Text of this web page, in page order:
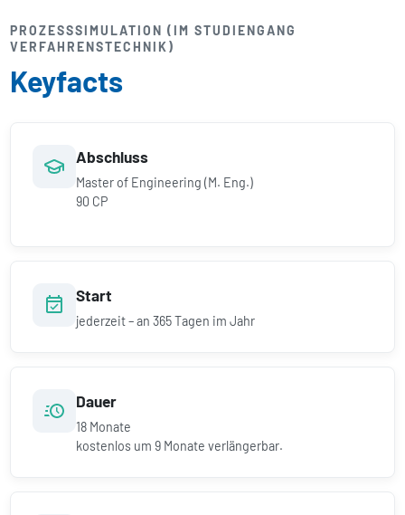
PROZESSSIMULATION (IM STUDIENGANG
VERFAHRENSTECHNIK)
Keyfacts
Abschluss
Master of Engineering (M. Eng.)
90 CP
Start
jederzeit – an 365 Tagen im Jahr
Dauer
18 Monate
kostenlos um9 Monate verlängerbar.